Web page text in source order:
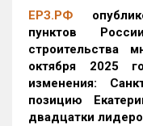
ЕРЗ.РФ
пунктов
строительства
октября 2025
изменения:
позицию
двадцатки